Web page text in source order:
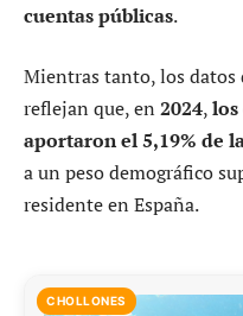
cuentas públicas.
Mientras tanto, los datos
reflejan que, en 2024,
aportaron el 5,19% de
a un peso demográfico
residente en España.
CHOLLONES